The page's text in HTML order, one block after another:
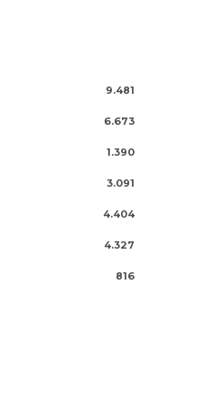
9.481
6.673
1.390
3.091
4.404
4.327
816